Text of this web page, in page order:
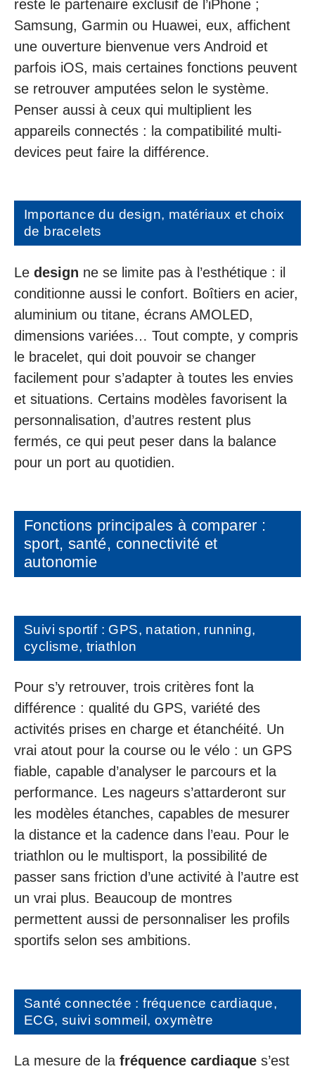
reste le partenaire exclusif de l’iPhone ;
Samsung, Garmin ou Huawei, eux, affichent
une ouverture bienvenue vers Android et
parfois iOS, mais certaines fonctions peuvent
se retrouver amputées selon le système.
Penser aussi à ceux qui multiplient les
appareils connectés : la compatibilité multi-
devices peut faire la différence.
Importance du design, matériaux et choix
de bracelets
Le design ne se limite pas à l’esthétique : il
conditionne aussi le confort. Boîtiers en acier,
aluminium ou titane, écrans AMOLED,
dimensions variées… Tout compte, y compris
le bracelet, qui doit pouvoir se changer
facilement pour s’adapter à toutes les envies
et situations. Certains modèles favorisent la
personnalisation, d’autres restent plus
fermés, ce qui peut peser dans la balance
pour un port au quotidien.
Fonctions principales à comparer :
sport, santé, connectivité et
autonomie
Suivi sportif : GPS, natation, running,
cyclisme, triathlon
Pour s’y retrouver, trois critères font la
différence : qualité du GPS, variété des
activités prises en charge et étanchéité. Un
vrai atout pour la course ou le vélo : un GPS
fiable, capable d’analyser le parcours et la
performance. Les nageurs s’attarderont sur
les modèles étanches, capables de mesurer
la distance et la cadence dans l’eau. Pour le
triathlon ou le multisport, la possibilité de
passer sans friction d’une activité à l’autre est
un vrai plus. Beaucoup de montres
permettent aussi de personnaliser les profils
sportifs selon ses ambitions.
Santé connectée : fréquence cardiaque,
ECG, suivi sommeil, oxymètre
La mesure de la fréquence cardiaque s’est